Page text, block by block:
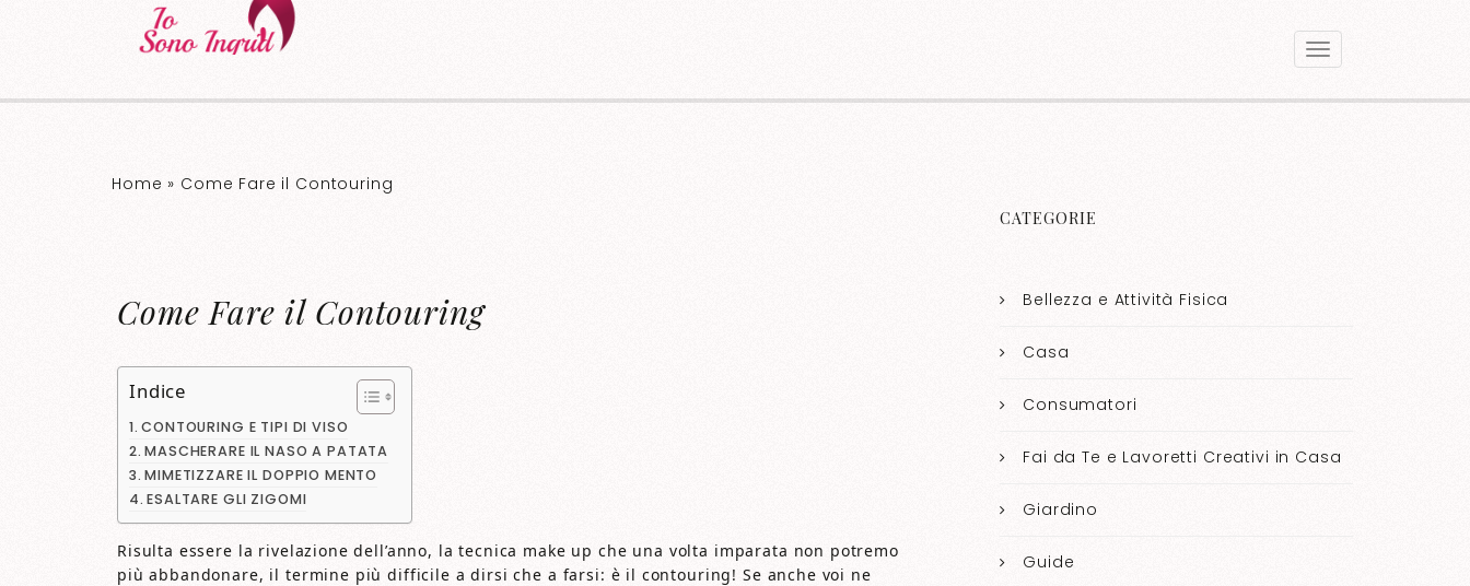
Home » Come Fare il Contouring
Come Fare il Contouring
Indice
CONTOURING E TIPI DI VISO
MASCHERARE IL NASO A PATATA
MIMETIZZARE IL DOPPIO MENTO
ESALTARE GLI ZIGOMI
Risulta essere la rivelazione dell’anno, la tecnica make up che una volta imparata non potremo
più abbandonare, il termine più difficile a dirsi che a farsi: è il contouring! Se anche voi ne
CATEGORIE
Bellezza e Attività Fisica
Casa
Consumatori
Fai da Te e Lavoretti Creativi in Casa
Giardino
Guide